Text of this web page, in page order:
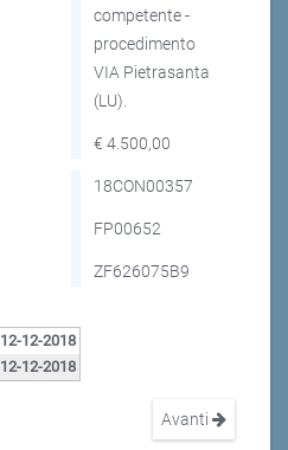
competente -
procedimento
VIA Pietrasanta
(LU).
€ 4.500,00
18CON00357
FP00652
ZF626075B9
12-12-2018
12-12-2018
Avanti